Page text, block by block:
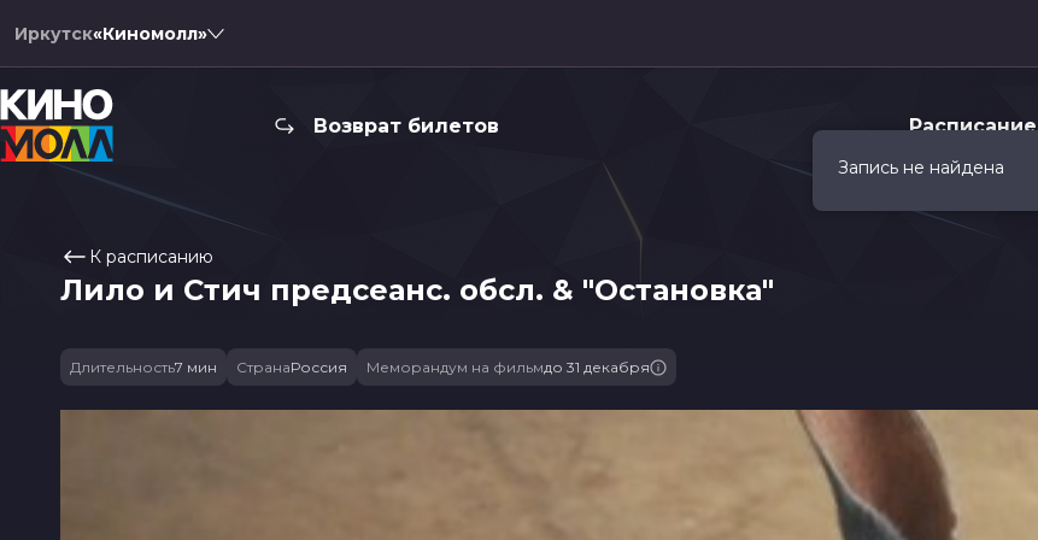
Иркутск«Киномолл»
Возврат билетов Расписание
К расписанию
Лило и Стич предсеанс. обсл. & "Остановка"
Длительность7 мин СтранаРоссия Меморандум на фильмдо 31 декабря
Запись не найдена